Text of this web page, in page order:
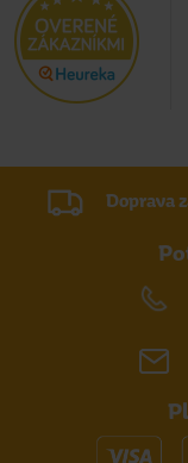
Doprava